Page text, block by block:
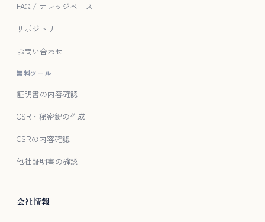
FAQ / ナレッジベース
リポジトリ
お問い合わせ
無料ツール
証明書の内容確認
CSR・秘密鍵の作成
CSRの内容確認
他社証明書の確認
会社情報